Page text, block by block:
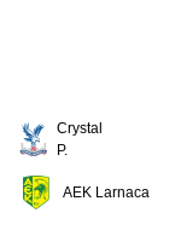
Crystal
P.
AEK Larnaca